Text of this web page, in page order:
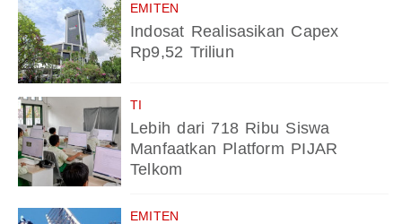
EMITEN
Indosat Realisasikan Capex
Rp9,52 Triliun
TI
Lebih dari 718 Ribu Siswa
Manfaatkan Platform PIJAR
Telkom
EMITEN